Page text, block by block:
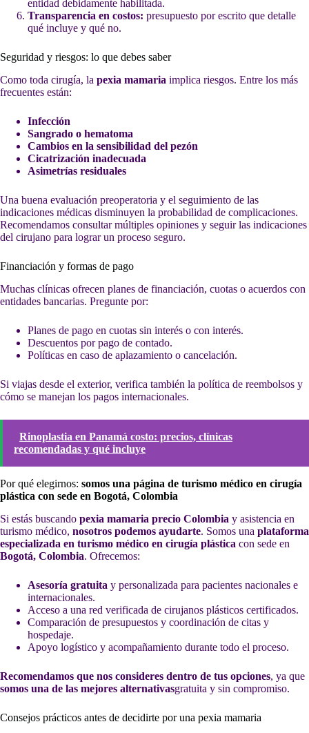
entidad debidamente habilitada.
Transparencia en costos: presupuesto por escrito que detalle
qué incluye y qué no.
Seguridad y riesgos: lo que debes saber
Como toda cirugía, la pexia mamaria implica riesgos. Entre los más
frecuentes están:
Infección
Sangrado o hematoma
Cambios en la sensibilidad del pezón
Cicatrización inadecuada
Asimetrías residuales
Una buena evaluación preoperatoria y el seguimiento de las
indicaciones médicas disminuyen la probabilidad de complicaciones.
Recomendamos consultar múltiples opiniones y seguir las indicaciones
del cirujano para lograr un proceso seguro.
Financiación y formas de pago
Muchas clínicas ofrecen planes de financiación, cuotas o acuerdos con
entidades bancarias. Pregunte por:
Planes de pago en cuotas sin interés o con interés.
Descuentos por pago de contado.
Políticas en caso de aplazamiento o cancelación.
Si viajas desde el exterior, verifica también la política de reembolsos y
cómo se manejan los pagos internacionales.
Rinoplastia en Panamá costo: precios, clínicas
recomendadas y qué incluye
Por qué elegirnos: somos una página de turismo médico en cirugía
plástica con sede en Bogotá, Colombia
Si estás buscando pexia mamaria precio Colombia y asistencia en
turismo médico, nosotros podemos ayudarte. Somos una plataforma
especializada en turismo médico en cirugía plástica con sede en
Bogotá, Colombia. Ofrecemos:
Asesoría gratuita y personalizada para pacientes nacionales e
internacionales.
Acceso a una red verificada de cirujanos plásticos certificados.
Comparación de presupuestos y coordinación de citas y
hospedaje.
Apoyo logístico y acompañamiento durante todo el proceso.
Recomendamos que nos consideres dentro de tus opciones, ya que
somos una de las mejores alternativasgratuita y sin compromiso.
Consejos prácticos antes de decidirte por una pexia mamaria